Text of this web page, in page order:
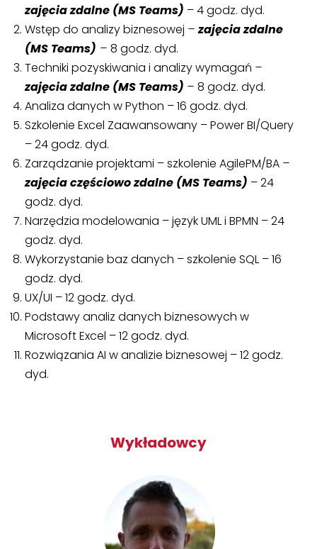
zajęcia zdalne (MS Teams) – 4 godz. dyd.
Wstęp do analizy biznesowej –zajęcia zdalne
(MS Teams) – 8 godz. dyd.
Techniki pozyskiwania i analizy wymagań –
zajęcia zdalne (MS Teams) – 8 godz. dyd.
Analiza danych w Python – 16 godz. dyd.
Szkolenie Excel Zaawansowany – Power BI/Query
– 24 godz. dyd.
Zarządzanie projektami – szkolenie AgilePM/BA –
zajęcia częściowo zdalne (MS Teams) – 24
godz. dyd.
Narzędzia modelowania – język UML i BPMN – 24
godz. dyd.
Wykorzystanie baz danych – szkolenie SQL – 16
godz. dyd.
UX/UI – 12 godz. dyd.
Podstawy analiz danych biznesowych w
Microsoft Excel – 12 godz. dyd.
Rozwiązania AI w analizie biznesowej – 12 godz.
dyd.
Wykładowcy